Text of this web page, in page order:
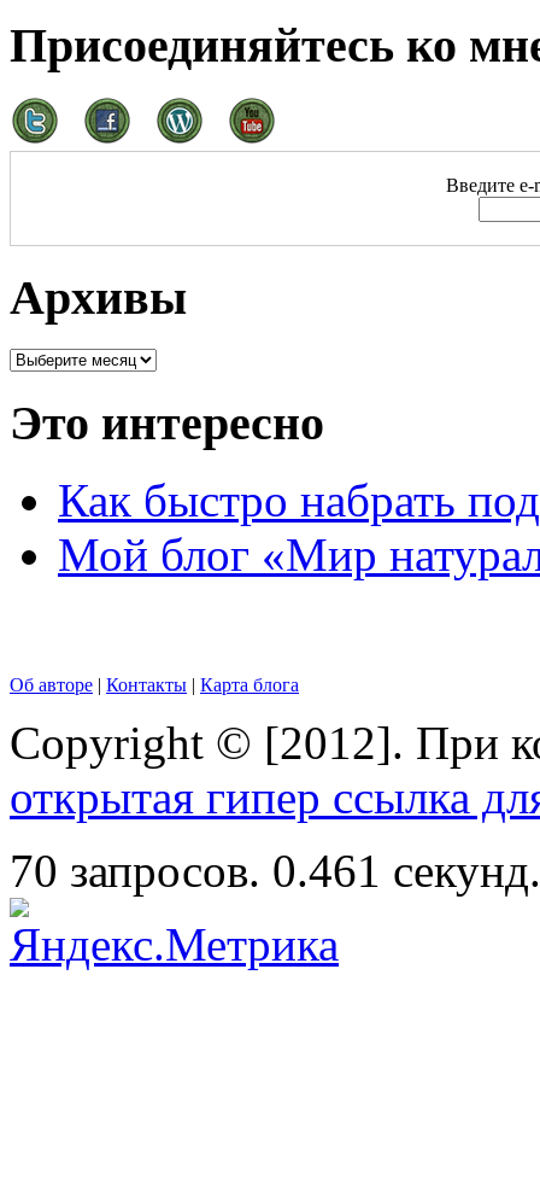
Присоединяйтесь ко
Введите e-
Архивы
Это интересно
Как быстро набрать
Мой блог «Мир
Об авторе | Контакты | Карта блога
Copyright © [2012]. При
открытая гипер ссылка
70 запросов. 0.461 секунд.